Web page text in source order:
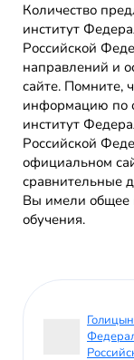
Количество
институт
Российской
направлений и
сайте. Помните,
информацию по
институт
Российской
официальном
сравнительные
Вы имели общее
обучения.